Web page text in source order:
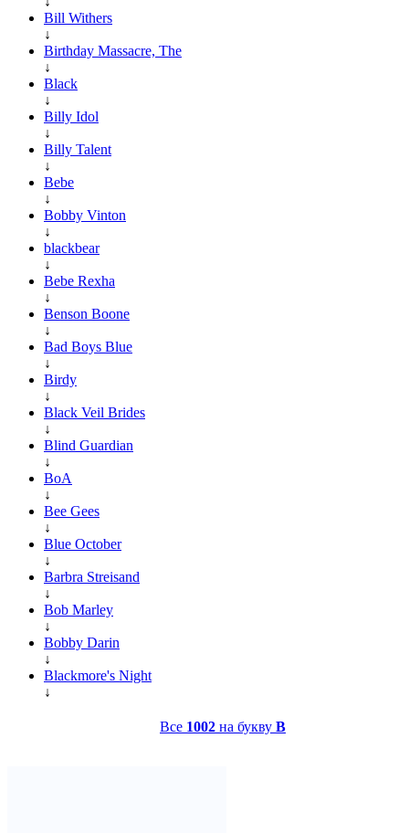
Bill Withers
↓
Birthday Massacre, The
↓
Black
↓
Billy Idol
↓
Billy Talent
↓
Bebe
↓
Bobby Vinton
↓
blackbear
↓
Bebe Rexha
↓
Benson Boone
↓
Bad Boys Blue
↓
Birdy
↓
Black Veil Brides
↓
Blind Guardian
↓
BoA
↓
Bee Gees
↓
Blue October
↓
Barbra Streisand
↓
Bob Marley
↓
Bobby Darin
↓
Blackmore's Night
↓
Все 1002 на букву B